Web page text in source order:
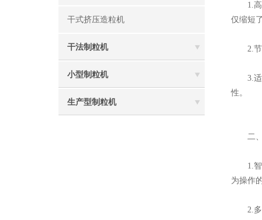
干式挤压造粒机
干法制粒机
小型制粒机
生产型制粒机
1.高效
仅缩短
2.节能
3.适用
性。
二、
1.智能
为操作
2.多功